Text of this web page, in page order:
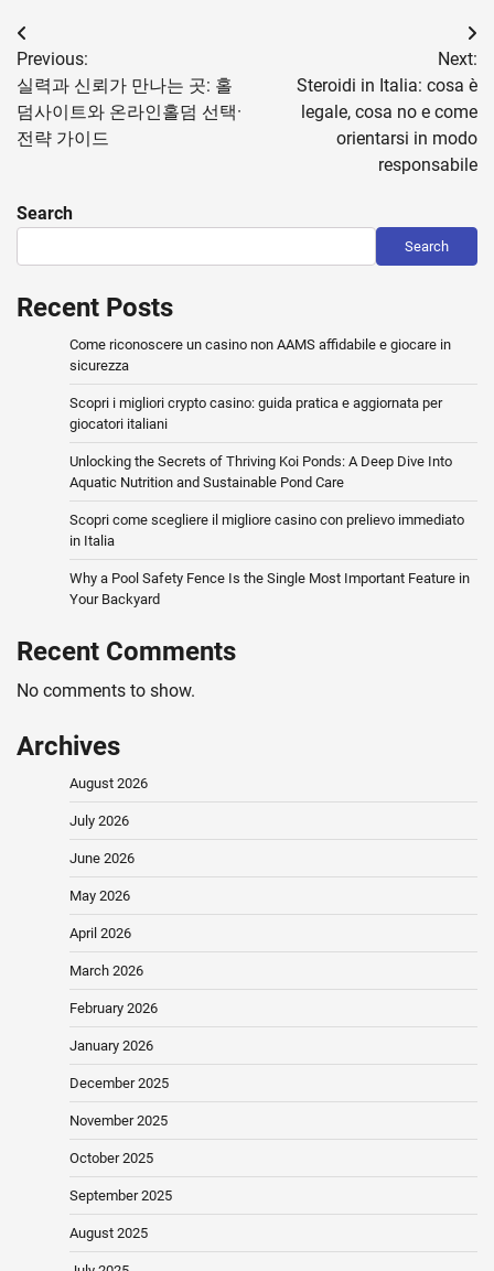
Post
navigation
Previous:
실력과 신뢰가 만나는 곳: 홀
덤사이트와 온라인홀덤 선택·
전략 가이드
Next:
Steroidi in Italia: cosa è
legale, cosa no e come
orientarsi in modo
responsabile
Search
Search
Recent Posts
Come riconoscere un casino non AAMS affidabile e giocare in
sicurezza
Scopri i migliori crypto casino: guida pratica e aggiornata per
giocatori italiani
Unlocking the Secrets of Thriving Koi Ponds: A Deep Dive Into
Aquatic Nutrition and Sustainable Pond Care
Scopri come scegliere il migliore casino con prelievo immediato
in Italia
Why a Pool Safety Fence Is the Single Most Important Feature in
Your Backyard
Recent Comments
No comments to show.
Archives
August 2026
July 2026
June 2026
May 2026
April 2026
March 2026
February 2026
January 2026
December 2025
November 2025
October 2025
September 2025
August 2025